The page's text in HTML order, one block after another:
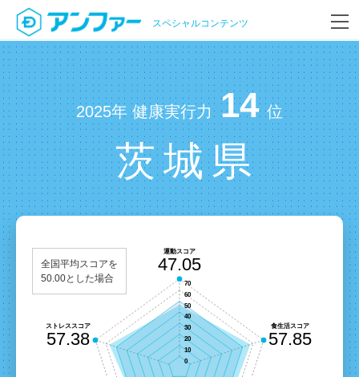
スペシャルコンテンツ
2025年 健康実行力 14 位
茨城県
全国平均スコアを
50.00とした場合